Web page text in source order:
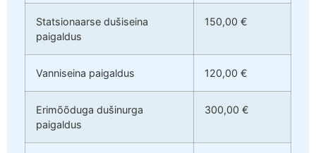
Statsionaarse dušiseina
paigaldus
150,00 €
Vanniseina paigaldus 120,00 €
Erimõõduga dušinurga
paigaldus
300,00 €